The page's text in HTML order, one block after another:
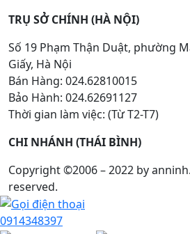
TRỤ SỞ CHÍNH (HÀ NỘI)
Số 19 Phạm Thận Duật, phường
Giấy, Hà Nội
Bán Hàng: 024.62810015
Bảo Hành: 024.62691127
Thời gian làm việc: (Từ T2-T7)
CHI NHÁNH (THÁI BÌNH)
Copyright ©2006 – 2022 by
reserved.
0914348397